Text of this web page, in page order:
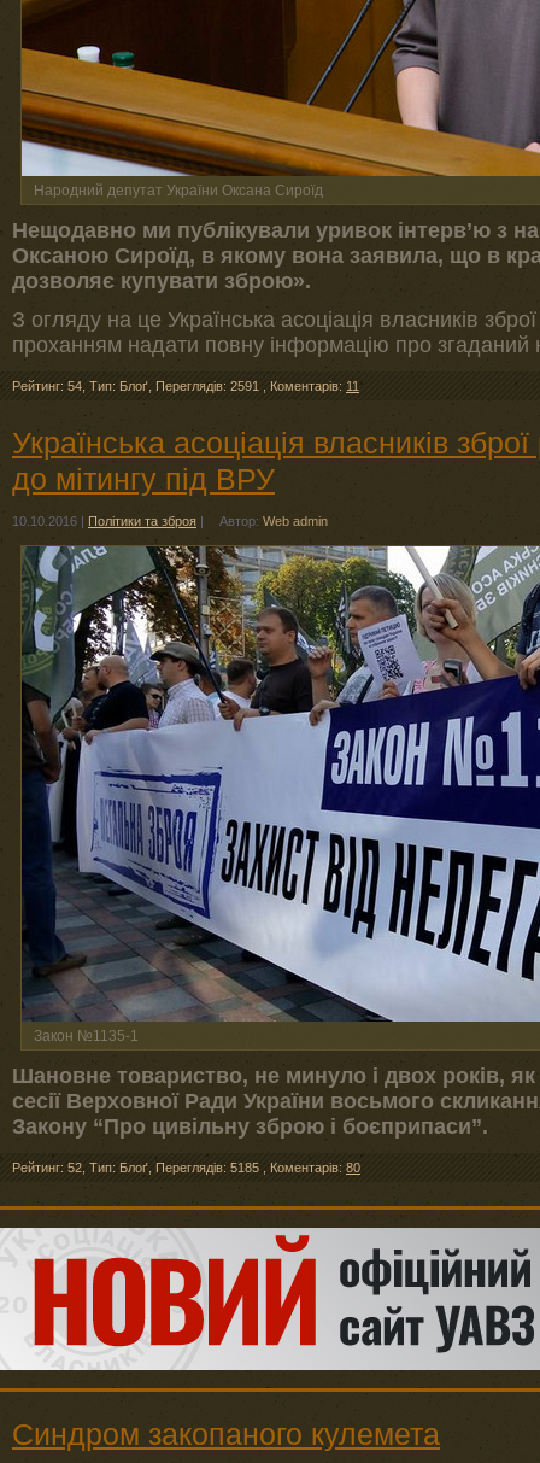
Народний депутат України Оксана Сироїд
Нещодавно ми публікували уривок інтерв’ю з
Оксаною Сироїд, в якому вона заявила, що в
дозволяє купувати зброю».
З огляду на це Українська асоціація власників
проханням надати повну інформацію про згаданий
Рейтинг: 54 Тип: Блоґ Переглядів: 2591 Коментарів: 11
Українська асоціація власників
до мітингу під ВРУ
10.10.2016 | Політики та зброя | Автор: Web admin
Закон №1135-1
Шановне товариство, не минуло і двох років,
сесії Верховної Ради України восьмого
Закону “Про цивільну зброю і боєприпаси”.
Рейтинг: 52 Тип: Блоґ Переглядів: 5185 Коментарів: 80
Синдром закопаного кулемета